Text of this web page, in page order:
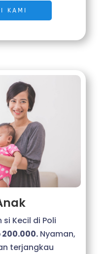
KAMI
Kecil di Poli
Nyaman,
terjangkau